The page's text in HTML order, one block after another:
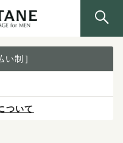
制］
ついて
ください。